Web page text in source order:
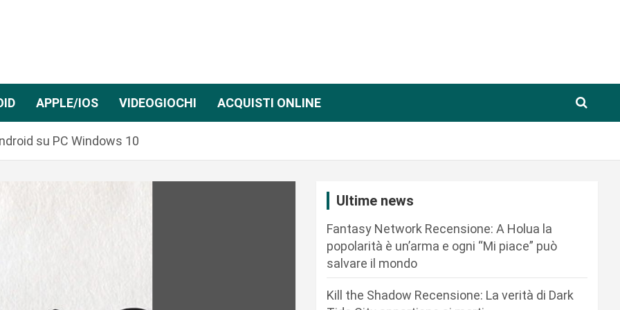
APPLE/IOS VIDEOGIOCHI ACQUISTI ONLINE
su PC Windows 10
Ultime news
Fantasy Network Recensione: A Holua la
popolarità è un’arma e ogni “Mi piace” può
salvare il mondo
Kill the Shadow Recensione: La verità di Dark